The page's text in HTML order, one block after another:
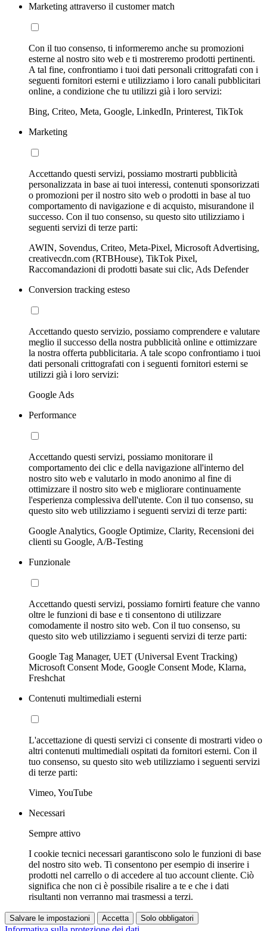
Marketing attraverso il customer match
Con il tuo consenso, ti informeremo anche su promozioni
esterne al nostro sito web e ti mostreremo prodotti pertinenti.
A tal fine, confrontiamo i tuoi dati personali crittografati con i
seguenti fornitori esterni e utilizziamo i loro canali pubblicitari
online, a condizione che tu utilizzi già i loro servizi:
Bing, Criteo, Meta, Google, LinkedIn, Printerest, TikTok
Marketing
Accettando questi servizi, possiamo mostrarti pubblicità
personalizzata in base ai tuoi interessi, contenuti sponsorizzati
o promozioni per il nostro sito web o prodotti in base al tuo
comportamento di navigazione e di acquisto, misurandone il
successo. Con il tuo consenso, su questo sito utilizziamo i
seguenti servizi di terze parti:
AWIN, Sovendus, Criteo, Meta-Pixel, Microsoft Advertising,
creativecdn.com (RTBHouse), TikTok Pixel,
Raccomandazioni di prodotti basate sui clic, Ads Defender
Conversion tracking esteso
Accettando questo servizio, possiamo comprendere e valutare
meglio il successo della nostra pubblicità online e ottimizzare
la nostra offerta pubblicitaria. A tale scopo confrontiamo i tuoi
dati personali crittografati con i seguenti fornitori esterni se
utilizzi già i loro servizi:
Google Ads
Performance
Accettando questi servizi, possiamo monitorare il
comportamento dei clic e della navigazione all'interno del
nostro sito web e valutarlo in modo anonimo al fine di
ottimizzare il nostro sito web e migliorare continuamente
l'esperienza complessiva dell'utente. Con il tuo consenso, su
questo sito web utilizziamo i seguenti servizi di terze parti:
Google Analytics, Google Optimize, Clarity, Recensioni dei
clienti su Google, A/B-Testing
Funzionale
Accettando questi servizi, possiamo fornirti feature che vanno
oltre le funzioni di base e ti consentono di utilizzare
comodamente il nostro sito web. Con il tuo consenso, su
questo sito web utilizziamo i seguenti servizi di terze parti:
Google Tag Manager, UET (Universal Event Tracking)
Microsoft Consent Mode, Google Consent Mode, Klarna,
Freshchat
Contenuti multimediali esterni
L'accettazione di questi servizi ci consente di mostrarti video o
altri contenuti multimediali ospitati da fornitori esterni. Con il
tuo consenso, su questo sito web utilizziamo i seguenti servizi
di terze parti:
Vimeo, YouTube
Necessari
Sempre attivo
I cookie tecnici necessari garantiscono solo le funzioni di base
del nostro sito web. Ti consentono per esempio di inserire i
prodotti nel carrello o di accedere al tuo account cliente. Ciò
significa che non ci è possibile risalire a te e che i dati
risultanti non verranno mai trasmessi a terzi.
Salvare le impostazioni Accetta Solo obbligatori